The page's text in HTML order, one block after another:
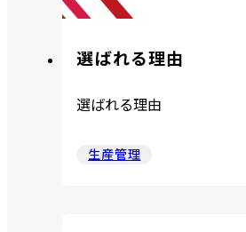
選ばれる理由
選ばれる理由
生産管理